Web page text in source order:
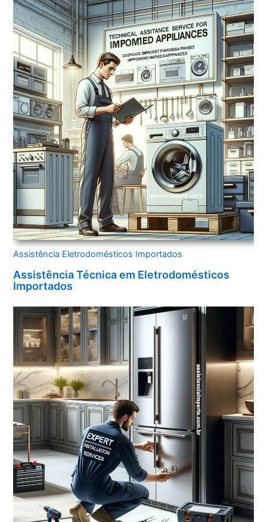
Assistência Eletrodomésticos Importados
Assistência Técnica em Eletrodomésticos
Importados